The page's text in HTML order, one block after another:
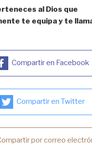
al Dios que
te equipa y te
Compartir en Facebook
Compartir en Twitter
por correo